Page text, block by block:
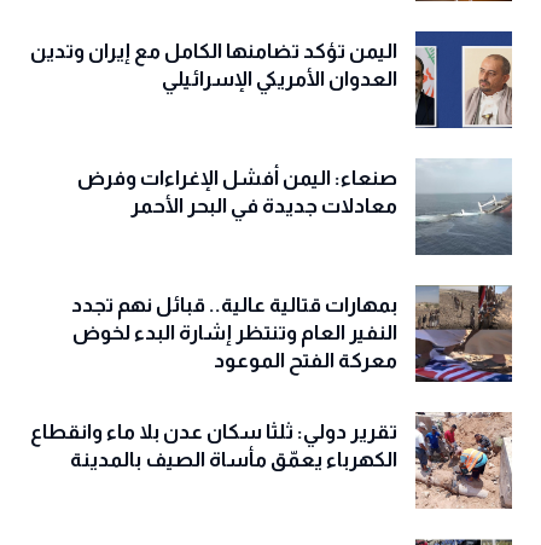
اليمن تؤكد تضامنها الكامل مع إيران وتدين
العدوان الأمريكي الإسرائيلي
صنعاء: اليمن أفشل الإغراءات وفرض
معادلات جديدة في البحر الأحمر
بمهارات قتالية عالية.. قبائل نهم تجدد
النفير العام وتنتظر إشارة البدء لخوض
معركة الفتح الموعود
تقرير دولي: ثلثا سكان عدن بلا ماء وانقطاع
الكهرباء يعمّق مأساة الصيف بالمدينة